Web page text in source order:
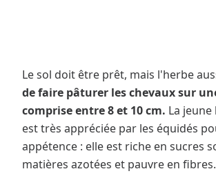
Le sol doit être prêt, mais l'herbe
de faire pâturer les chevaux sur
comprise entre 8 et 10 cm. La
est très appréciée par les équidés
appétence : elle est riche en sucres
matières azotées et pauvre en fibres.